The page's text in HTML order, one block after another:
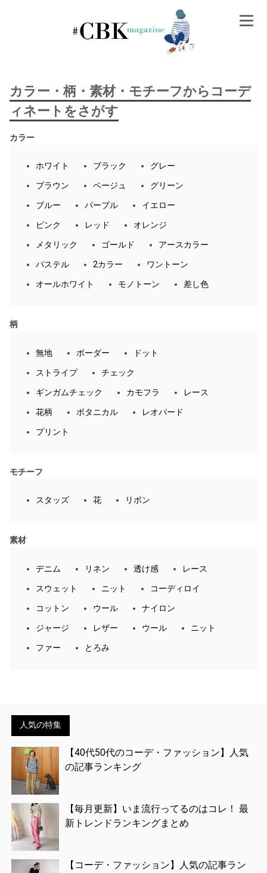
カラー・柄・素材・モチーフからコーデ
ィネートをさがす
カラー
ホワイト ブラック グレー
ブラウン ベージュ グリーン
ブルー パープル イエロー
ピンク レッド オレンジ
メタリック ゴールド アースカラー
パステル 2カラー ワントーン
オールホワイト モノトーン 差し色
柄
無地 ボーダー ドット
ストライプ チェック
ギンガムチェック カモフラ レース
花柄 ボタニカル レオパード
プリント
モチーフ
スタッズ 花 リボン
素材
デニム リネン 透け感 レース
スウェット ニット コーディロイ
コットン ウール ナイロン
ジャージ レザー ウール ニット
ファー とろみ
人気の特集
【40代50代のコーデ・ファッション】人気
の記事ランキング
【毎月更新】いま流行ってるのはコレ！ 最
新トレンドランキングまとめ
【コーデ・ファッション】人気の記事ラン